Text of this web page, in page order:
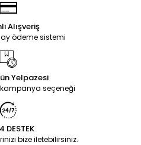
Alışveriş
ödeme sistemi
Yelpazesi
seçeneği
DESTEK
bize iletebilirsiniz.